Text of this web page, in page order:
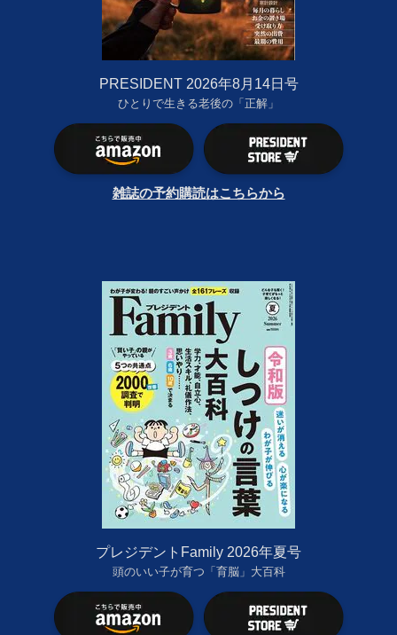
PRESIDENT 2026年8月14日号
ひとりで生きる老後の「正解」
雑誌の予約購読はこちらから
プレジデントFamily 2026年夏号
頭のいい子が育つ「育脳」大百科